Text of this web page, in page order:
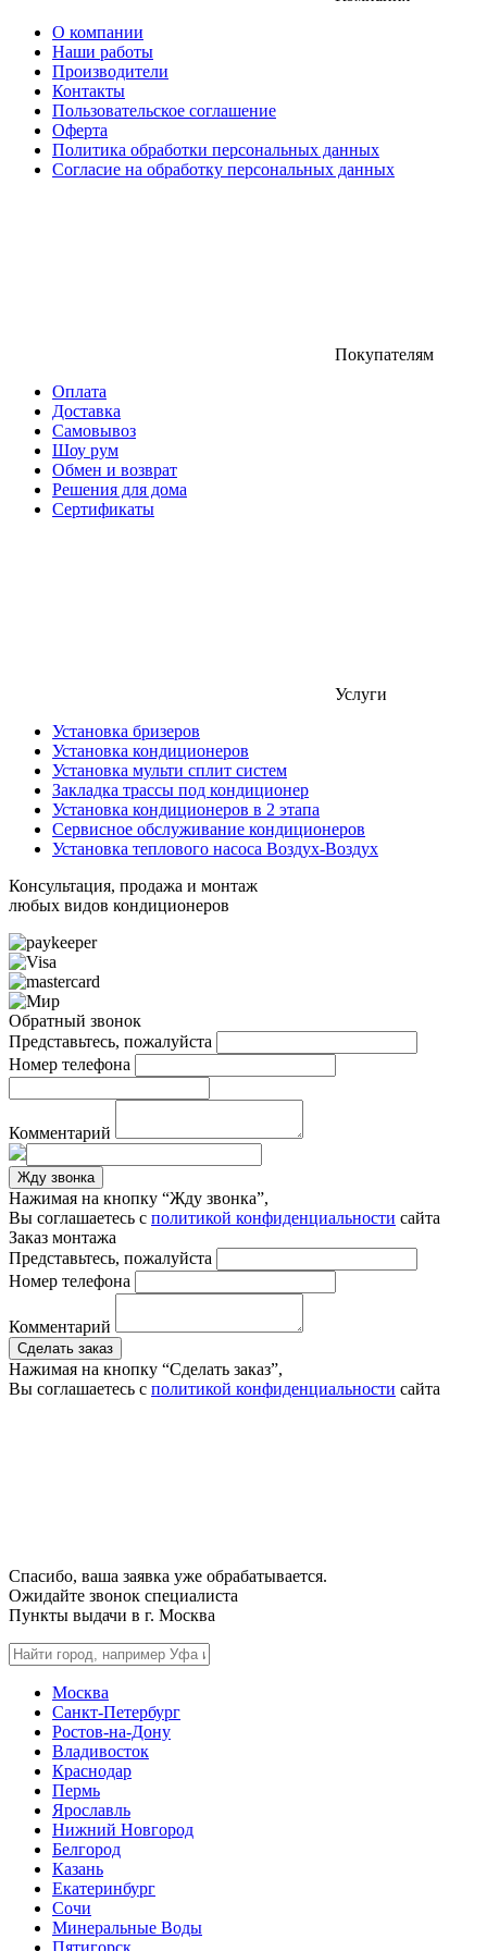
О компании
Наши работы
Производители
Контакты
Пользовательское соглашение
Оферта
Политика обработки персональных данных
Согласие на обработку персональных данных
Покупателям
Оплата
Доставка
Самовывоз
Шоу рум
Обмен и возврат
Решения для дома
Сертификаты
Услуги
Установка бризеров
Установка кондиционеров
Установка мульти сплит систем
Закладка трассы под кондиционер
Установка кондиционеров в 2 этапа
Сервисное обслуживание кондиционеров
Установка теплового насоса Воздух-Воздух
Консультация, продажа и монтаж
любых видов кондиционеров
Обратный звонок
Представьтесь, пожалуйста
Номер телефона
Комментарий
Жду звонка
Нажимая на кнопку “Жду звонка”,
Вы соглашаетесь с политикой конфиденциальности сайта
Заказ монтажа
Представьтесь, пожалуйста
Номер телефона
Комментарий
Сделать заказ
Нажимая на кнопку “Сделать заказ”,
Вы соглашаетесь с политикой конфиденциальности сайта
Спасибо, ваша заявка уже обрабатывается.
Ожидайте звонок специалиста
Пункты выдачи в г. Москва
Москва
Санкт-Петербург
Ростов-на-Дону
Владивосток
Краснодар
Пермь
Ярославль
Нижний Новгород
Белгород
Казань
Екатеринбург
Сочи
Минеральные Воды